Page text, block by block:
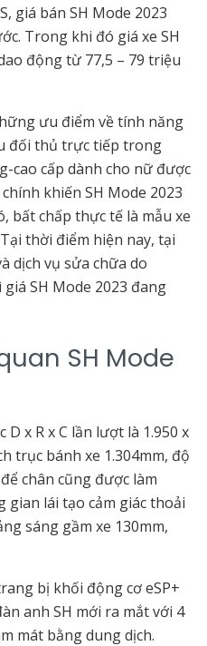
giá bán SH Mode 2023
Trong khi đó giá xe SH
động từ 77,5 – 79 triệu
ưu điểm về tính năng
đối thủ trực tiếp trong
cao cấp dành cho nữ được
khiến SH Mode 2023
bất chấp thực tế là mẫu xe
thời điểm hiện nay, tại
dịch vụ sửa chữa do
SH Mode 2023 đang
SH Mode
x R x C lần lượt là 1.950 x
trục bánh xe 1.304mm, độ
chân cũng được làm
lái tạo cảm giác thoải
sáng gầm xe 130mm,
bị khối động cơ eSP+
anh SH mới ra mắt với 4
mát bằng dung dịch.